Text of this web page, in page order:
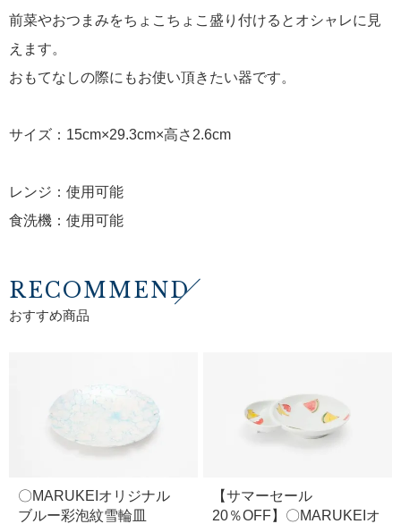
前菜やおつまみをちょこちょこ盛り付けるとオシャレに見
えます。
おもてなしの際にもお使い頂きたい器です。
サイズ：15cm×29.3cm×高さ2.6cm
レンジ：使用可能
食洗機：使用可能
RECOMMEND
おすすめ商品
〇MARUKEIオリジナル
ブルー彩泡紋雪輪皿
【サマーセール
20％OFF】〇MARUKEIオ